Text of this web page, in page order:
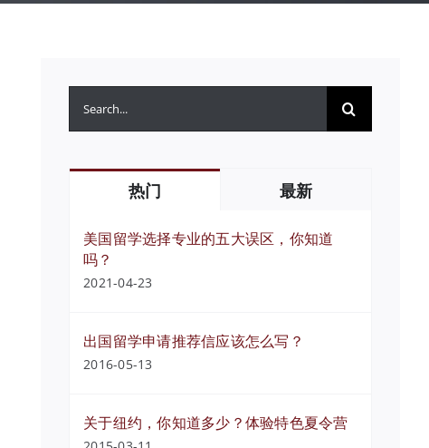
热门 最新
美国留学选择专业的五大误区，你知道
吗？
2021-04-23
出国留学申请推荐信应该怎么写？
2016-05-13
关于纽约，你知道多少？体验特色夏令营